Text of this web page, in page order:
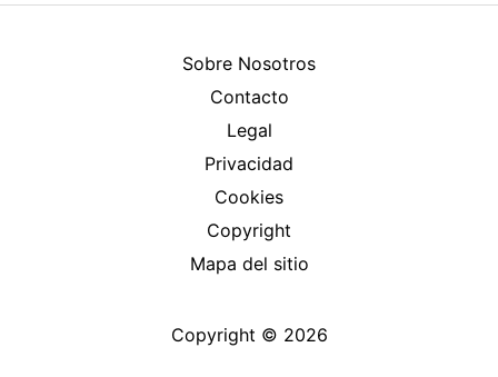
Sobre Nosotros
Contacto
Legal
Privacidad
Cookies
Copyright
Mapa del sitio
Copyright © 2026